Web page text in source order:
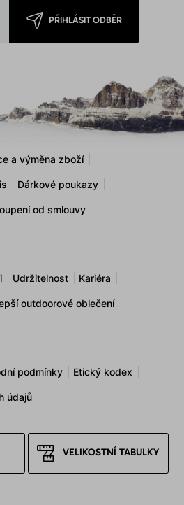
PŘIHLÁSIT ODBĚR
a výměna zboží
Dárkové poukazy
od smlouvy
Udržitelnost Kariéra
outdoorové oblečení
podmínky Etický kodex
údajů
VELIKOSTNÍ TABULKY